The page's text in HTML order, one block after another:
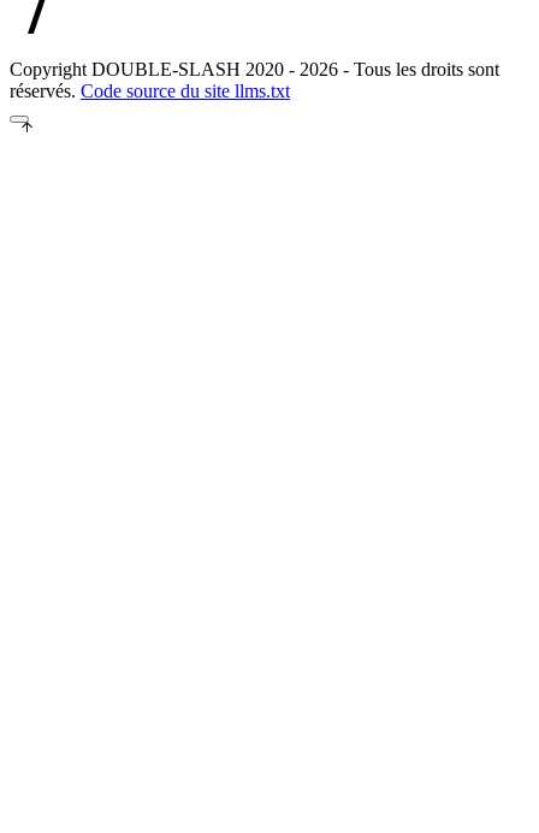
Copyright DOUBLE-SLASH 2020 - 2026 - Tous les droits sont
réservés. Code source du site llms.txt